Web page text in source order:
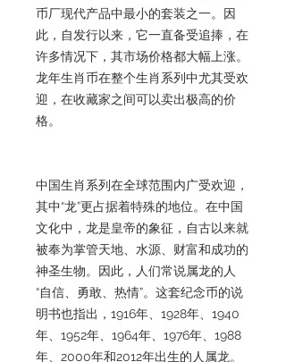
币厂现代产品中最小的套装之一。因
此，自发行以来，它一直备受追捧，在
许多情况下，其市场价格都大幅上涨。
龙年生肖币在整个生肖系列中尤其受欢
迎，在收藏家之间可以卖出极高的价
格。
中国生肖系列在全球范围内广受欢迎，
其中“龙”更占据着特殊的地位。在中国
文化中，龙是皇帝的象征，自古以来就
被奉为掌管天地、水源、财富和成功的
神圣生物。因此，人们常说属龙的人
“自信、勇敢、热情”。这套纪念币的说
明书也指出，1916年、1928年、1940
年、1952年、1964年、1976年、1988
年、2000年和2012年出生的人属龙。